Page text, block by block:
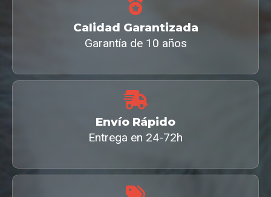
Calidad Garantizada
Garantía de 10 años
Envío Rápido
Entrega en 24-72h